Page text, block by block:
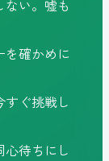
い。嘘も
を確かめに
ぐ挑戦し
待ちにし